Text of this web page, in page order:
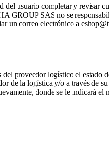
usuario completar y revisar
GROUP SAS no se
un correo electrónico a
proveedor logístico el estado
de la logística y/o a través de
donde se le indicará el